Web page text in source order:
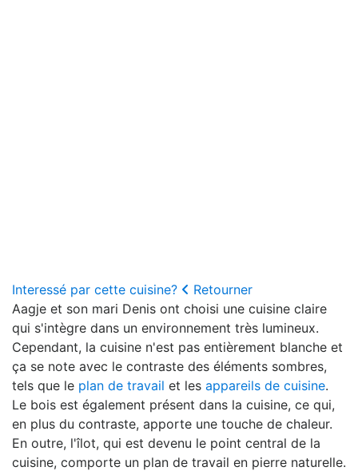
Interessé par cette cuisine?
Retourner
Aagje et son mari Denis ont choisi une cuisine claire
qui s'intègre dans un environnement très lumineux.
Cependant, la cuisine n'est pas entièrement blanche et
ça se note avec le contraste des éléments sombres,
tels que le plan de travail et les appareils de cuisine.
Le bois est également présent dans la cuisine, ce qui,
en plus du contraste, apporte une touche de chaleur.
En outre, l'îlot, qui est devenu le point central de la
cuisine, comporte un plan de travail en pierre naturelle.